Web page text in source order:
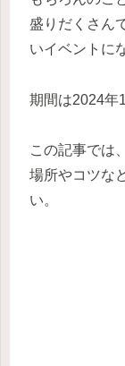
盛りだくさん
いイベントに
期間は2024年
この記事では
場所やコツな
い。